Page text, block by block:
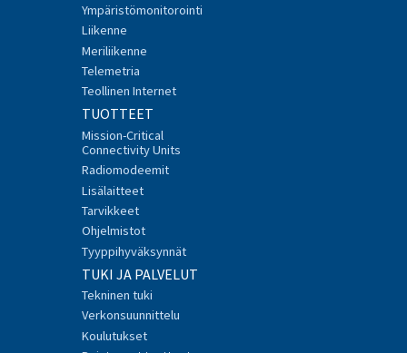
Ympäristömonitorointi
Liikenne
Meriliikenne
Telemetria
Teollinen Internet
TUOTTEET
Mission-Critical
Connectivity Units
Radiomodeemit
Lisälaitteet
Tarvikkeet
Ohjelmistot
Tyyppihyväksynnät
TUKI JA PALVELUT
Tekninen tuki
Verkonsuunnittelu
Koulutukset